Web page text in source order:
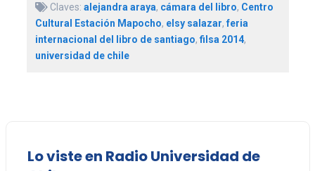
Claves: alejandra araya, cámara del libro, Centro
Cultural Estación Mapocho, elsy salazar,feria
internacional del libro de santiago, filsa 2014,
universidad de chile
Lo viste en Radio Universidad de